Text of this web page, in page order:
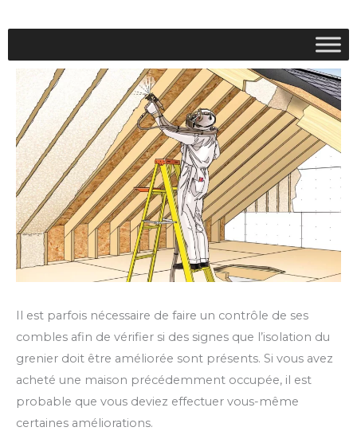
Il est parfois nécessaire de faire un contrôle de ses
combles afin de vérifier si des signes que l’isolation du
grenier doit être améliorée sont présents. Si vous avez
acheté une maison précédemment occupée, il est
probable que vous deviez effectuer vous-même
certaines améliorations.